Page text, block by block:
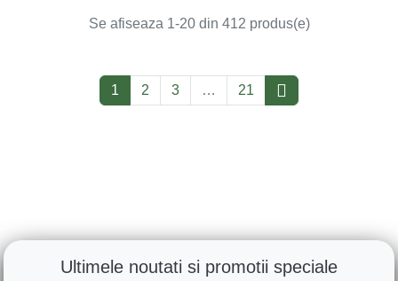
Se afiseaza 1-20 din 412 produs(e)
1 2 3 … 21 
Ultimele noutati si promotii speciale